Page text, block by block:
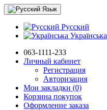
Язык
Русский
Українська
063-1111-233
Личный кабинет
Регистрация
Авторизация
Мои закладки (0)
Корзина покупок
Оформление заказа